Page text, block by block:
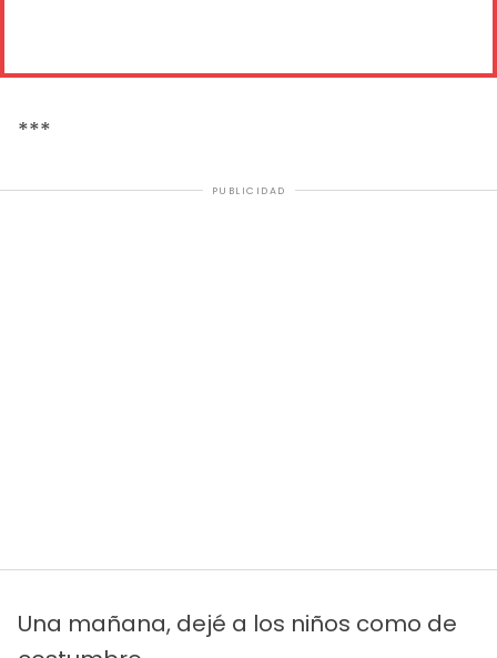
***
PUBLICIDAD
Una mañana, dejé a los niños como de